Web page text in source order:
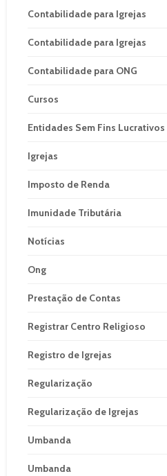
Contabilidade para Igrejas
Contabilidade para Igrejas
Contabilidade para ONG
Cursos
Entidades Sem Fins Lucrativos
Igrejas
Imposto de Renda
Imunidade Tributária
Notícias
Ong
Prestação de Contas
Registrar Centro Religioso
Registro de Igrejas
Regularização
Regularização de Igrejas
Umbanda
Umbanda